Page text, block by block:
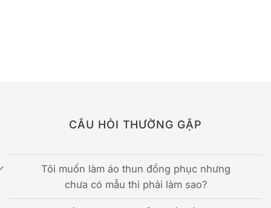
CÂU HỎI THƯỜNG GẶP
Tôi muốn làm áo thun đồng phục nhưng
chưa có mẫu thì phải làm sao?